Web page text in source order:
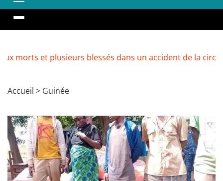
et plusieurs blessés dans un accident de la circulation
Accueil > Guinée